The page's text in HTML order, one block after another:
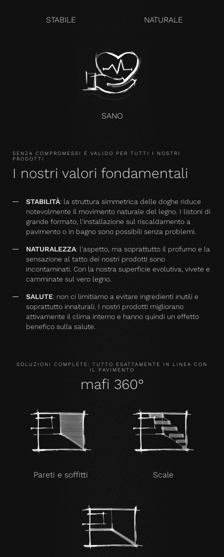
STABILE NATURALE
SANO
SENZA COMPROMESSI E VALIDO PER TUTTI I NOSTRI
PRODOTTI
I nostri valori fondamentali
STABILITÀ: la struttura simmetrica delle doghe riduce
notevolmente il movimento naturale del legno. I listoni di
grande formato, l'installazione sul riscaldamento a
pavimento o in bagno sono possibili senza problemi.
NATURALEZZA: l'aspetto, ma soprattutto il profumo e la
sensazione al tatto dei nostri prodotti sono
incontaminati. Con la nostra superficie evolutiva, vivete e
camminate sul vero legno.
SALUTE: non ci limitiamo a evitare ingredienti inutili e
soprattutto innaturali. I nostri prodotti migliorano
attivamente il clima interno e hanno quindi un effetto
benefico sulla salute.
SOLUZIONI COMPLETE: TUTTO ESATTAMENTE IN LINEA CON
IL PAVIMENTO
mafi 360°
Pareti e soffitti Scale